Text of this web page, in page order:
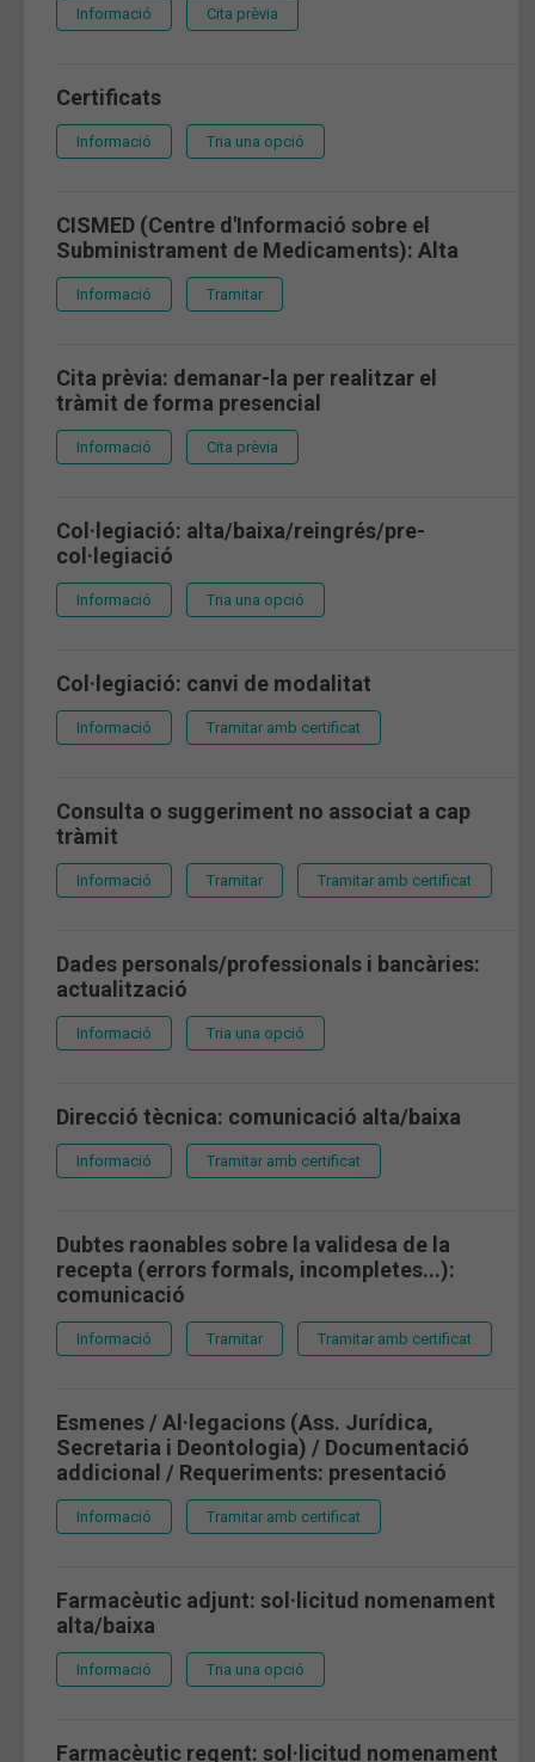
Informació Cita prèvia
Certificats
Informació Tria una opció
CISMED (Centre d'Informació sobre el
Subministrament de Medicaments): Alta
Informació Tramitar
Cita prèvia: demanar-la per realitzar el
tràmit de forma presencial
Informació Cita prèvia
Col·legiació: alta/baixa/reingrés/pre-
col·legiació
Informació Tria una opció
Col·legiació: canvi de modalitat
Informació Tramitar amb certificat
Consulta o suggeriment no associat a cap
tràmit
Informació Tramitar Tramitar amb certificat
Dades personals/professionals i bancàries:
actualització
Informació Tria una opció
Direcció tècnica: comunicació alta/baixa
Informació Tramitar amb certificat
Dubtes raonables sobre la validesa de la
recepta (errors formals, incompletes...):
comunicació
Informació Tramitar Tramitar amb certificat
Esmenes / Al·legacions (Ass. Jurídica,
Secretaria i Deontologia) / Documentació
addicional / Requeriments: presentació
Informació Tramitar amb certificat
Farmacèutic adjunt: sol·licitud nomenament
alta/baixa
Informació Tria una opció
Farmacèutic regent: sol·licitud nomenament